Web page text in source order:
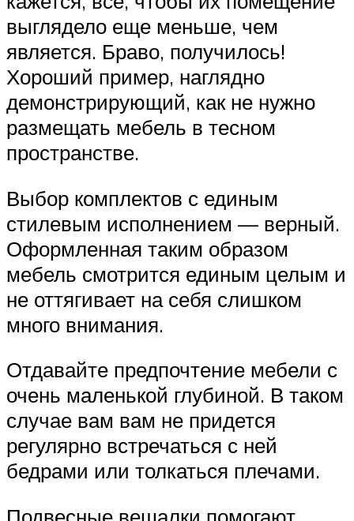
выглядело еще меньше, чем
является. Браво, получилось!
Хороший пример, наглядно
демонстрирующий, как не нужно
размещать мебель в тесном
пространстве.
Выбор комплектов с единым
стилевым исполнением — верный.
Оформленная таким образом
мебель смотрится единым целым и
не оттягивает на себя слишком
много внимания.
Отдавайте предпочтение мебели с
очень маленькой глубиной. В таком
случае вам вам не придется
регулярно встречаться с ней
бедрами или толкаться плечами.